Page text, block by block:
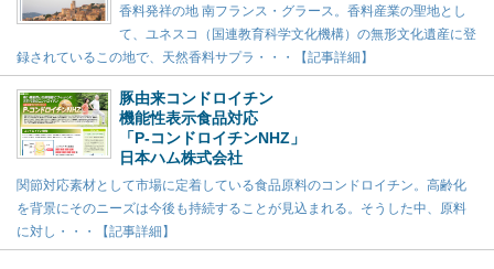
香料発祥の地 南フランス・グラース。香料産業の聖地とし
て、ユネスコ（国連教育科学文化機構）の無形文化遺産に登
録されているこの地で、天然香料サプラ・・・【記事詳細】
豚由来コンドロイチン
機能性表示食品対応
「P-コンドロイチンNHZ」
日本ハム株式会社
関節対応素材として市場に定着している食品原料のコンドロイチン。高齢化
を背景にそのニーズは今後も持続することが見込まれる。そうした中、原料
に対し・・・【記事詳細】